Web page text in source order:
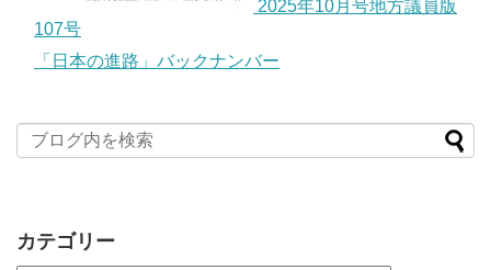
2025年10月号地方議員版
107号
「日本の進路」バックナンバー
カテゴリー